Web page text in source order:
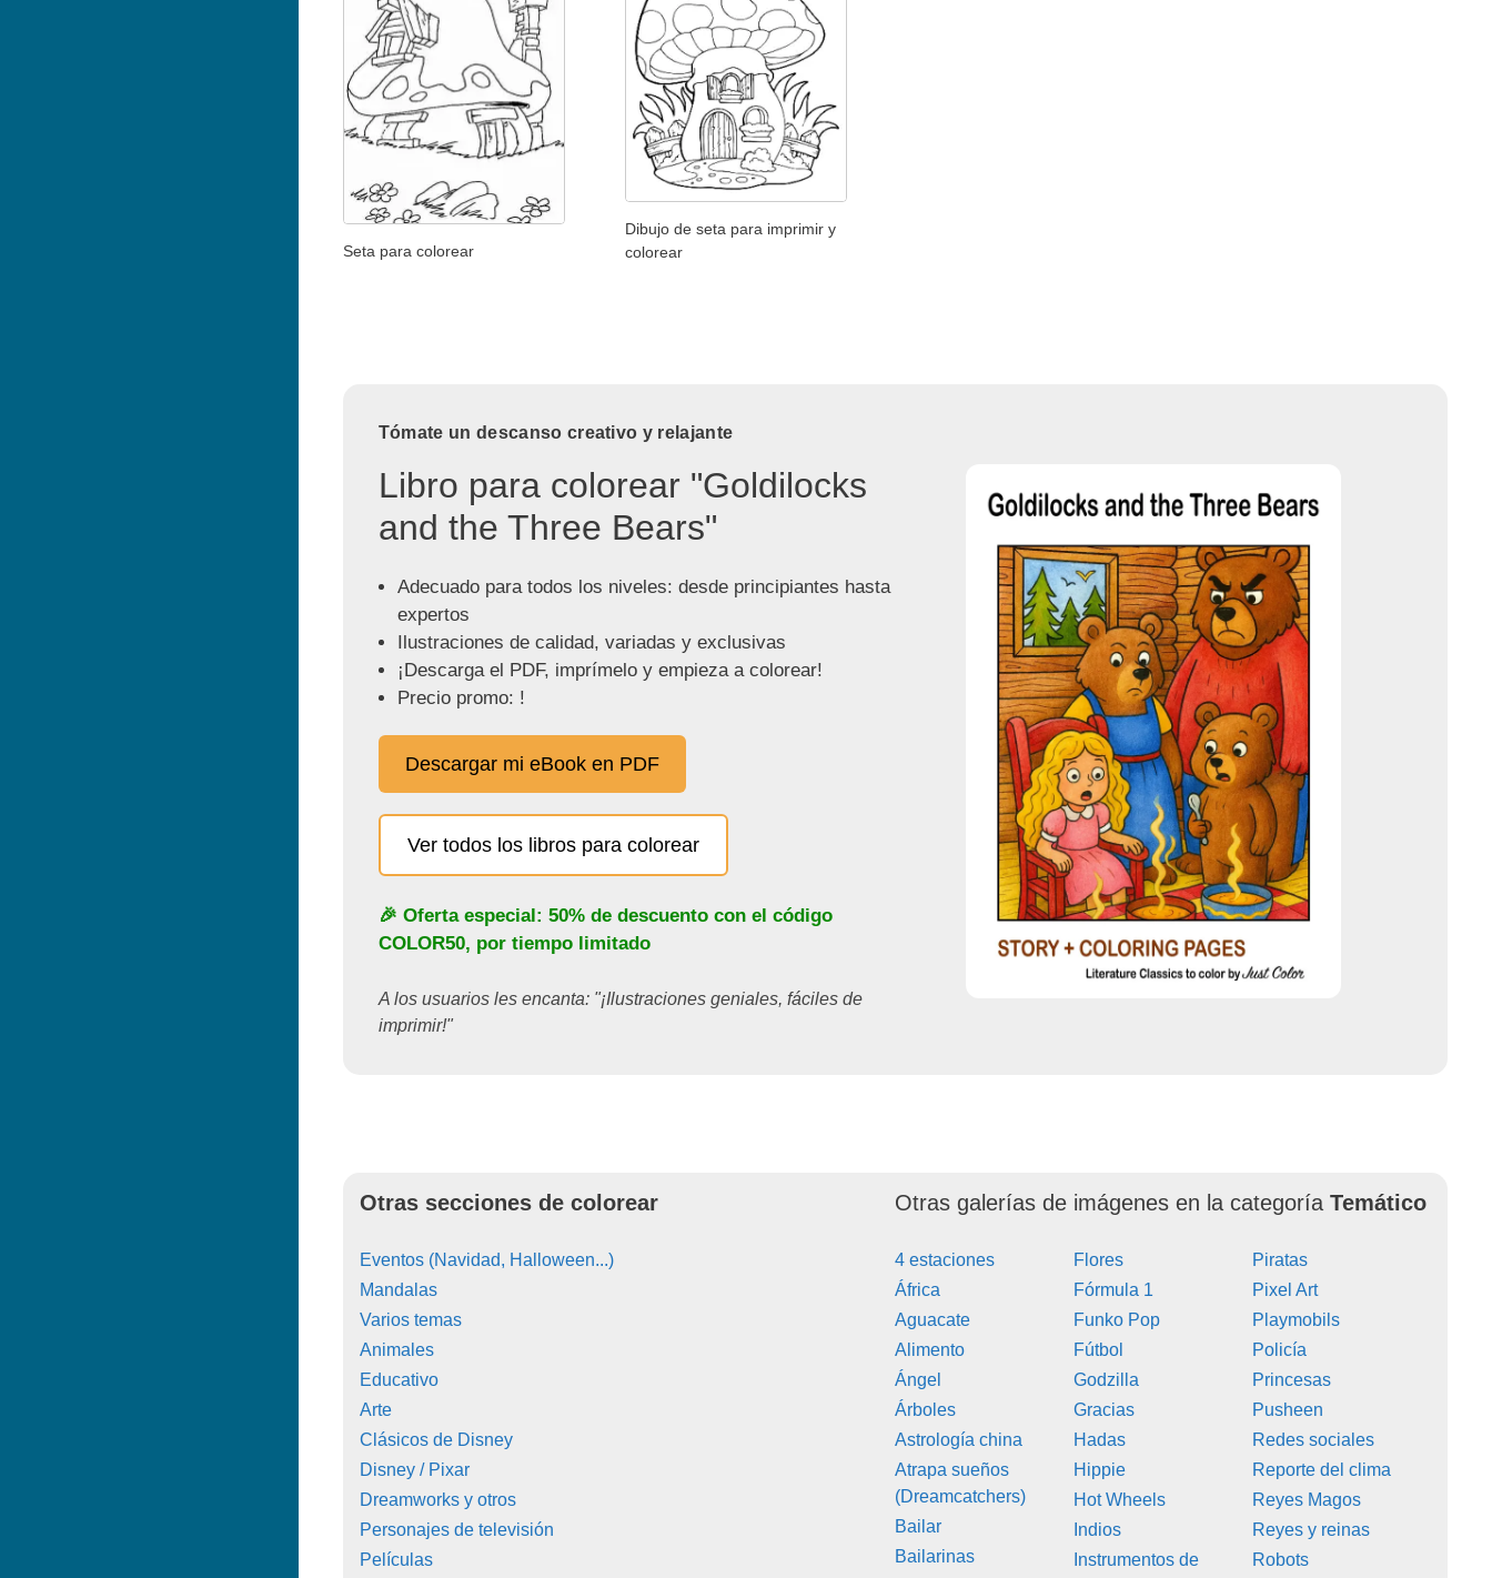
Seta para colorear
Dibujo de seta para imprimir y
colorear
Tómate un descanso creativo y relajante
Libro para colorear "Goldilocks
and the Three Bears"
Adecuado para todos los niveles: desde principiantes hasta
expertos
Ilustraciones de calidad, variadas y exclusivas
¡Descarga el PDF, imprímelo y empieza a colorear!
Precio promo: !
Descargar mi eBook en PDF
Ver todos los libros para colorear
🎉 Oferta especial: 50% de descuento con el código
COLOR50, por tiempo limitado
A los usuarios les encanta: "¡Ilustraciones geniales, fáciles de
imprimir!"
Otras secciones de colorear
Eventos (Navidad, Halloween...)
Mandalas
Varios temas
Animales
Educativo
Arte
Clásicos de Disney
Disney / Pixar
Dreamworks y otros
Personajes de televisión
Películas
Otras galerías de imágenes en la categoríaTemático
4 estaciones
África
Aguacate
Alimento
Ángel
Árboles
Astrología china
Atrapa sueños
(Dreamcatchers)
Bailar
Bailarinas
Flores
Fórmula 1
Funko Pop
Fútbol
Godzilla
Gracias
Hadas
Hippie
Hot Wheels
Indios
Instrumentos de
Piratas
Pixel Art
Playmobils
Policía
Princesas
Pusheen
Redes sociales
Reporte del clima
Reyes Magos
Reyes y reinas
Robots